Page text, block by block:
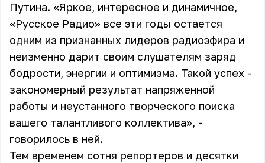
Путина. «Яркое, интересное и динамичное,
«Русское Радио» все эти годы остается
одним из признанных лидеров радиоэфира и
неизменно дарит своим слушателям заряд
бодрости, энергии и оптимизма. Такой успех -
закономерный результат напряженной
работы и неустанного творческого поиска
вашего талантливого коллектива», -
говорилось в ней.
Тем временем сотня репортеров и десятки